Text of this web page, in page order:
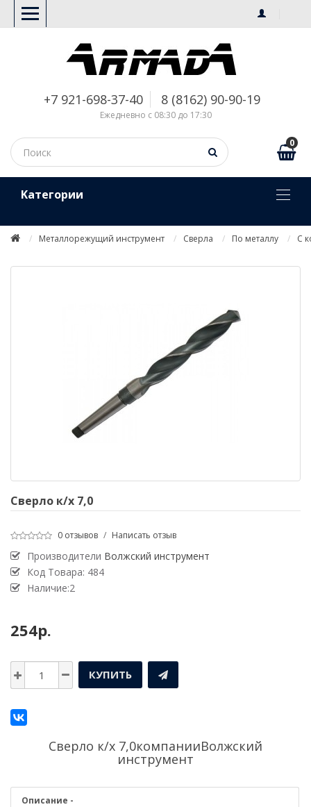
+7 921-698-37-40 8 (8162) 90-90-19
Ежедневно с 08:30 до 17:30
0
Kатегории
Металлорежущий инструмент Сверла По металлу С
Сверло к/х 7,0
0 отзывов / Написать отзыв
Производители Волжский инструмент
Код Товара: 484
Наличие:2
254р.
КУПИТЬ
Сверло к/х 7,0компанииВолжский
инструмент
Описание -